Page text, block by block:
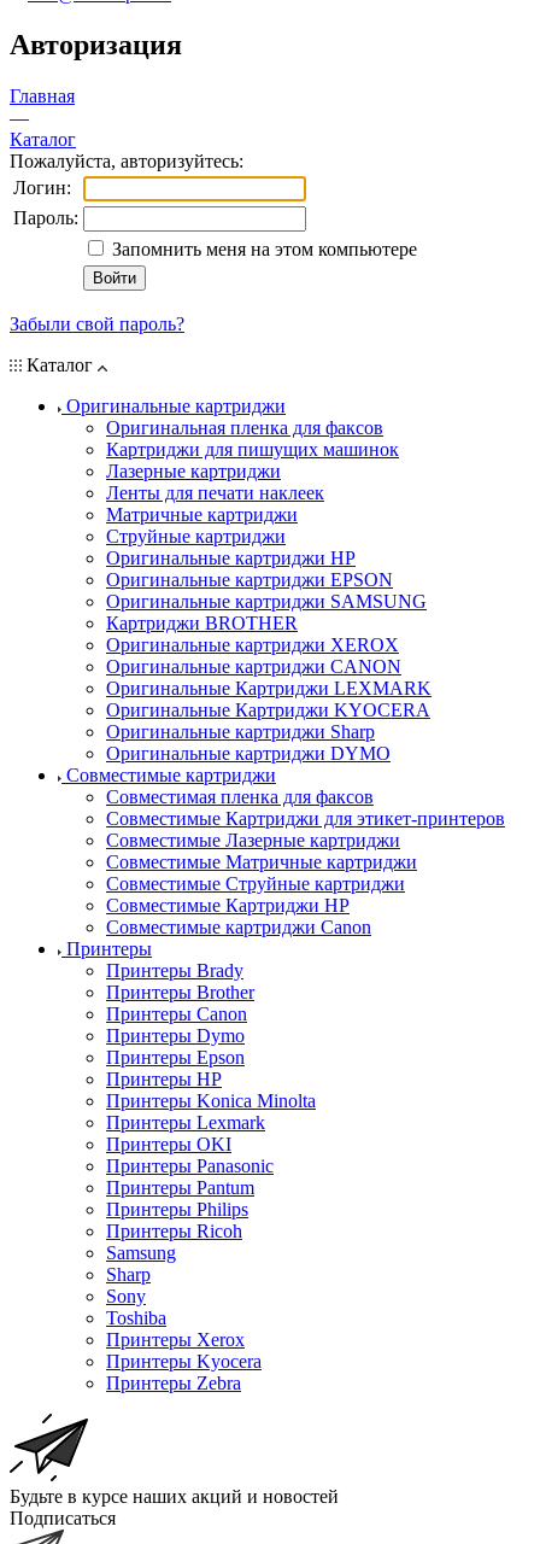
Авторизация
Главная
—
Каталог
Пожалуйста, авторизуйтесь:
Логин:
Пароль:
Запомнить меня на этом компьютере
Забыли свой пароль?
Каталог
Оригинальные картриджи
Оригинальная пленка для факсов
Картриджи для пишущих машинок
Лазерные картриджи
Ленты для печати наклеек
Матричные картриджи
Струйные картриджи
Оригинальные картриджи HP
Оригинальные картриджи EPSON
Оригинальные картриджи SAMSUNG
Картриджи BROTHER
Оригинальные картриджи XEROX
Оригинальные картриджи CANON
Оригинальные Картриджи LEXMARK
Оригинальные Картриджи KYOCERA
Оригинальные картриджи Sharp
Оригинальные картриджи DYMO
Совместимые картриджи
Совместимая пленка для факсов
Совместимые Картриджи для этикет-принтеров
Совместимые Лазерные картриджи
Совместимые Матричные картриджи
Совместимые Струйные картриджи
Совместимые Картриджи HP
Совместимые картриджи Canon
Принтеры
Принтеры Brady
Принтеры Brother
Принтеры Canon
Принтеры Dymo
Принтеры Epson
Принтеры HP
Принтеры Konica Minolta
Принтеры Lexmark
Принтеры OKI
Принтеры Panasonic
Принтеры Pantum
Принтеры Philips
Принтеры Ricoh
Samsung
Sharp
Sony
Toshiba
Принтеры Xerox
Принтеры Kyocera
Принтеры Zebra
Будьте в курсе наших акций и новостей
Подписаться